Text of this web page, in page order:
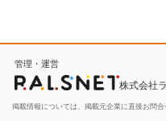
管理・運営
株式会社
掲載情報については、掲載元企業に直接お問合